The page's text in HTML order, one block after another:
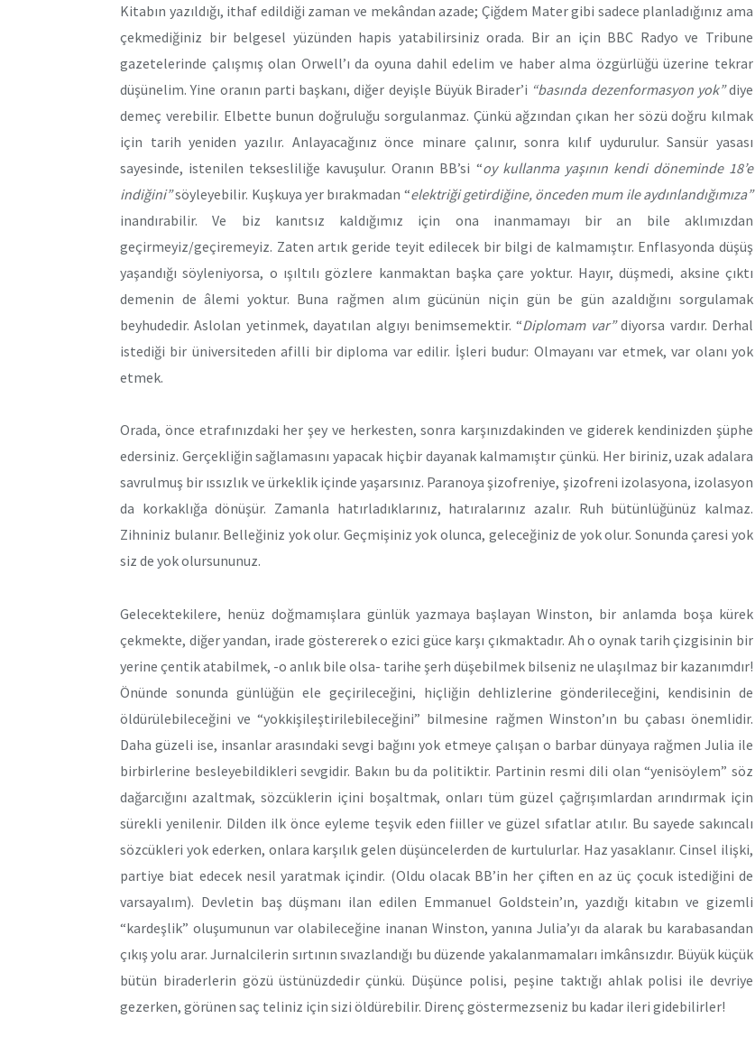
Kitabın yazıldığı, ithaf edildiği zaman ve mekândan azade; Çiğdem Mater gibi sadece planladığınız ama
çekmediğiniz bir belgesel yüzünden hapis yatabilirsiniz orada. Bir an için BBC Radyo ve Tribune
gazetelerinde çalışmış olan Orwell’ı da oyuna dahil edelim ve haber alma özgürlüğü üzerine tekrar
düşünelim. Yine oranın parti başkanı, diğer deyişle Büyük Birader’i “basında dezenformasyon yok”diye
demeç verebilir. Elbette bunun doğruluğu sorgulanmaz. Çünkü ağzından çıkan her sözü doğru kılmak
için tarih yeniden yazılır. Anlayacağınız önce minare çalınır, sonra kılıf uydurulur. Sansür yasası
sayesinde, istenilen teksesliliğe kavuşulur. Oranın BB’si “oy kullanma yaşının kendi döneminde 18’e
indiğini”söyleyebilir. Kuşkuya yer bırakmadan “elektriği getirdiğine, önceden mum ile aydınlandığımıza”
inandırabilir. Ve biz kanıtsız kaldığımız için ona inanmamayı bir an bile aklımızdan
geçirmeyiz/geçiremeyiz. Zaten artık geride teyit edilecek bir bilgi de kalmamıştır. Enflasyonda düşüş
yaşandığı söyleniyorsa, o ışıltılı gözlere kanmaktan başka çare yoktur. Hayır, düşmedi, aksine çıktı
demenin de âlemi yoktur. Buna rağmen alım gücünün niçin gün be gün azaldığını sorgulamak
beyhudedir. Aslolan yetinmek, dayatılan algıyı benimsemektir. “Diplomam var”diyorsa vardır. Derhal
istediği bir üniversiteden afilli bir diploma var edilir. İşleri budur: Olmayanı var etmek, var olanı yok
etmek.
Orada, önce etrafınızdaki her şey ve herkesten, sonra karşınızdakinden ve giderek kendinizden şüphe
edersiniz. Gerçekliğin sağlamasını yapacak hiçbir dayanak kalmamıştır çünkü. Her biriniz, uzak adalara
savrulmuş bir ıssızlık ve ürkeklik içinde yaşarsınız. Paranoya şizofreniye, şizofreni izolasyona, izolasyon
da korkaklığa dönüşür. Zamanla hatırladıklarınız, hatıralarınız azalır. Ruh bütünlüğünüz kalmaz.
Zihniniz bulanır. Belleğiniz yok olur. Geçmişiniz yok olunca, geleceğiniz de yok olur. Sonunda çaresi yok
siz de yok olursununuz.
Gelecektekilere, henüz doğmamışlara günlük yazmaya başlayan Winston, bir anlamda boşa kürek
çekmekte, diğer yandan, irade göstererek o ezici güce karşı çıkmaktadır. Ah o oynak tarih çizgisinin bir
yerine çentik atabilmek, -o anlık bile olsa- tarihe şerh düşebilmek bilseniz ne ulaşılmaz bir kazanımdır!
Önünde sonunda günlüğün ele geçirileceğini, hiçliğin dehlizlerine gönderileceğini, kendisinin de
öldürülebileceğini ve “yokkişileştirilebileceğini” bilmesine rağmen Winston’ın bu çabası önemlidir.
Daha güzeli ise, insanlar arasındaki sevgi bağını yok etmeye çalışan o barbar dünyaya rağmen Julia ile
birbirlerine besleyebildikleri sevgidir. Bakın bu da politiktir. Partinin resmi dili olan “yenisöylem” söz
dağarcığını azaltmak, sözcüklerin içini boşaltmak, onları tüm güzel çağrışımlardan arındırmak için
sürekli yenilenir. Dilden ilk önce eyleme teşvik eden fiiller ve güzel sıfatlar atılır. Bu sayede sakıncalı
sözcükleri yok ederken, onlara karşılık gelen düşüncelerden de kurtulurlar. Haz yasaklanır. Cinsel ilişki,
partiye biat edecek nesil yaratmak içindir. (Oldu olacak BB’in her çiften en az üç çocuk istediğini de
varsayalım). Devletin baş düşmanı ilan edilen Emmanuel Goldstein’ın, yazdığı kitabın ve gizemli
“kardeşlik” oluşumunun var olabileceğine inanan Winston, yanına Julia’yı da alarak bu karabasandan
çıkış yolu arar. Jurnalcilerin sırtının sıvazlandığı bu düzende yakalanmamaları imkânsızdır. Büyük küçük
bütün biraderlerin gözü üstünüzdedir çünkü. Düşünce polisi, peşine taktığı ahlak polisi ile devriye
gezerken, görünen saç teliniz için sizi öldürebilir. Direnç göstermezseniz bu kadar ileri gidebilirler!